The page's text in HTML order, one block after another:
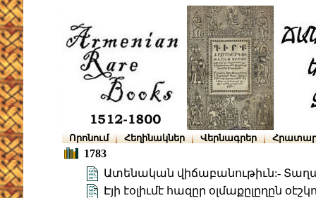
Որոնում Հեղինակներ Վերնագրեր
1783
Ատենական վիճաբանութիւն:-
Էյի էօլիւմէ հազըր օլմաքըլըղըն